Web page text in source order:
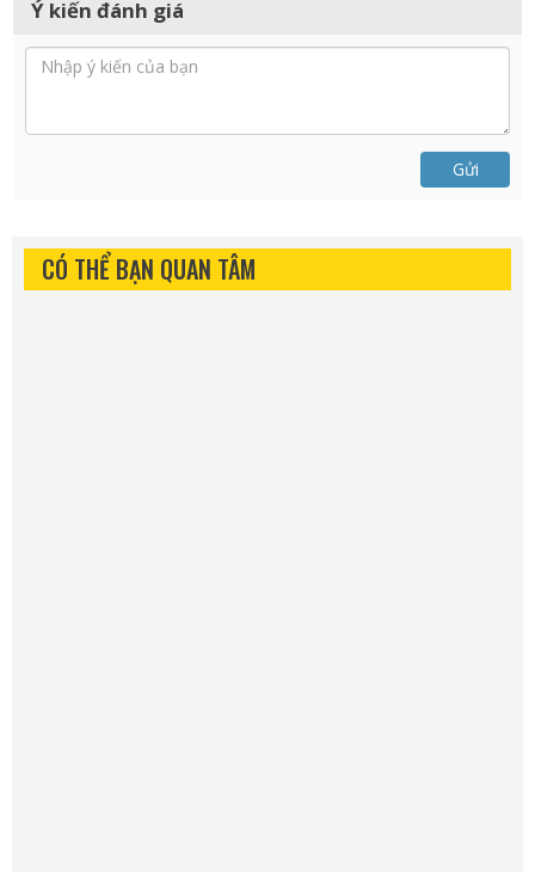
Ý kiến đánh giá
Gửi
CÓ THỂ BẠN QUAN TÂM